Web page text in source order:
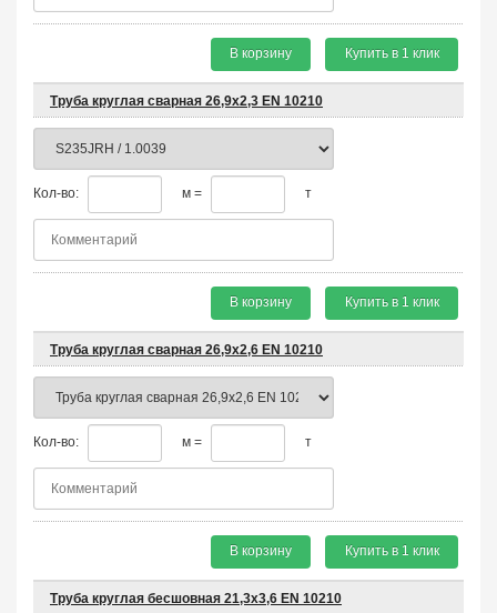
В корзину Купить в 1 клик
Труба круглая сварная 26,9х2,3 EN 10210
Кол-во: м = т
В корзину Купить в 1 клик
Труба круглая сварная 26,9х2,6 EN 10210
Кол-во: м = т
В корзину Купить в 1 клик
Труба круглая бесшовная 21,3х3,6 EN 10210